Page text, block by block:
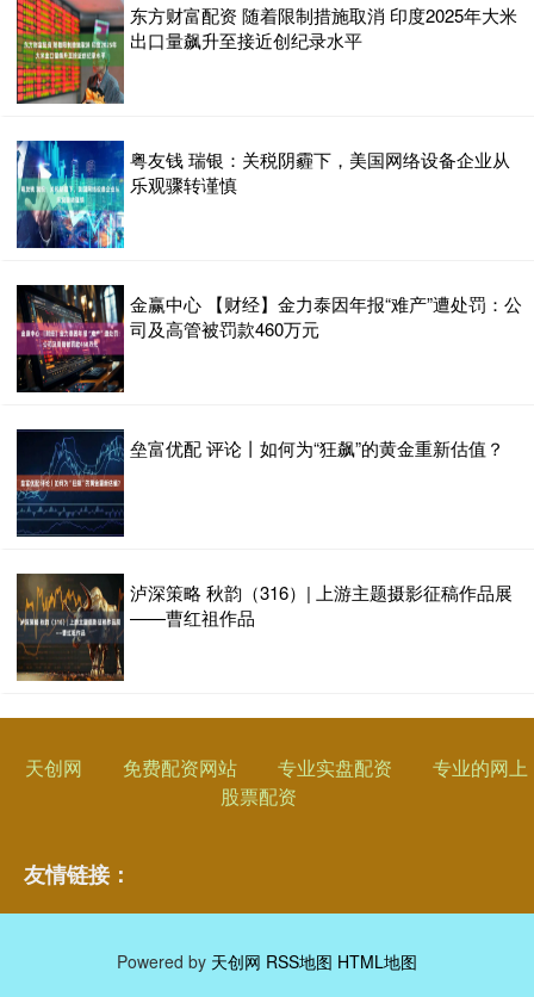
东方财富配资 随着限制措施取消 印度2025年大米
出口量飙升至接近创纪录水平
粤友钱 瑞银：关税阴霾下，美国网络设备企业从
乐观骤转谨慎
金赢中心 【财经】金力泰因年报“难产”遭处罚：公
司及高管被罚款460万元
垒富优配 评论丨如何为“狂飙”的黄金重新估值？
泸深策略 秋韵（316）| 上游主题摄影征稿作品展
——曹红祖作品
天创网 免费配资网站 专业实盘配资
专业的网上
股票配资
友情链接：
Powered by 天创网 RSS地图 HTML地图